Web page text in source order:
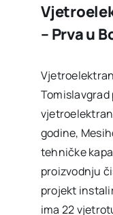
– Prva u
godine,
tehničke
proizvodnju
projekt
ima 22